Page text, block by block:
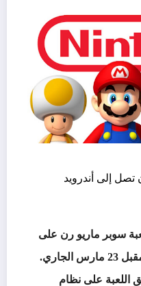
سوبر ماريو رن على
أندرويد والذي سيكون الخميس المقبل 23 مارس الجاري.
اللعبة على نظام